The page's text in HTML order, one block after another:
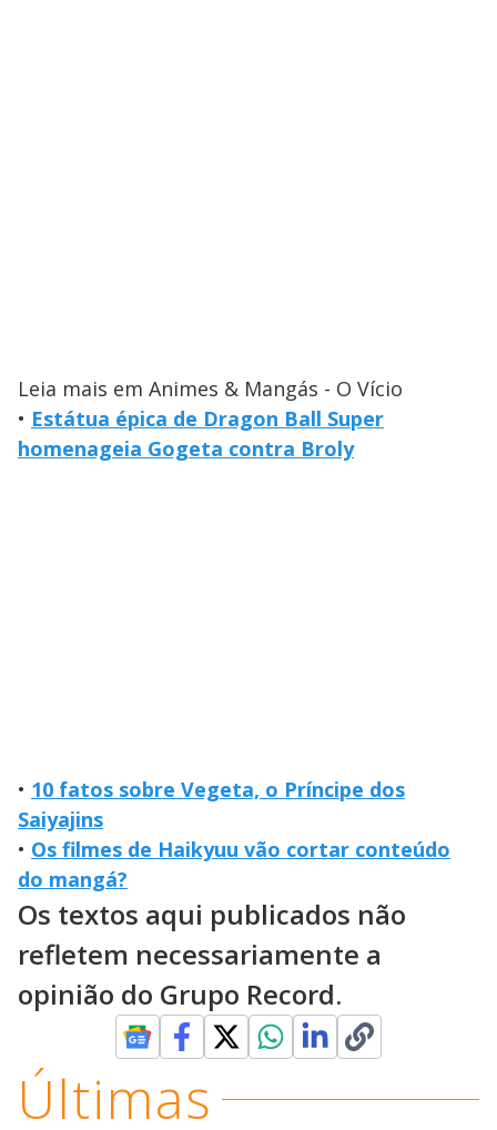
Leia mais em Animes & Mangás - O Vício
• Estátua épica de Dragon Ball Super
homenageia Gogeta contra Broly
• 10 fatos sobre Vegeta, o Príncipe dos
Saiyajins
• Os filmes de Haikyuu vão cortar conteúdo
do mangá?
Os textos aqui publicados não
refletem necessariamente a
opinião do Grupo Record.
Últimas